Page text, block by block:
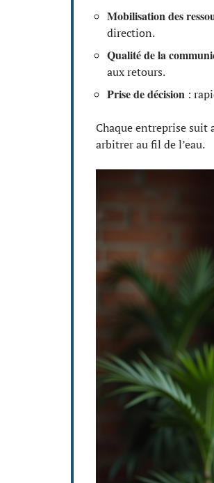
Mobilisation des
direction.
Qualité de la
aux retours.
Prise de décision :
Chaque entreprise suit
arbitrer au fil de l’eau.